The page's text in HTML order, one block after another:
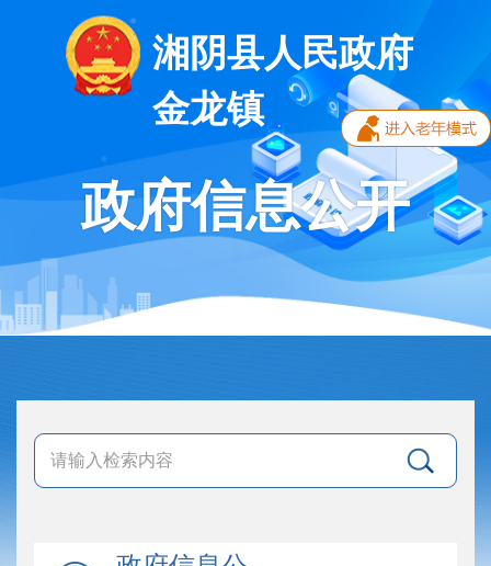
湘阴县人民政府
金龙镇
政府信息公开